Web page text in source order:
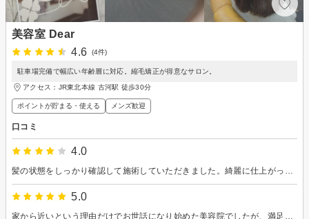
美容室 Dear
4.6
(4件)
駐車場完備で幅広い年齢層に対応。縮毛矯正が得意なサロン。
アクセス：JR東北本線 古河駅 徒歩30分
ポイントが貯まる・使える メンズ歓迎
口コミ
4.0
5.0